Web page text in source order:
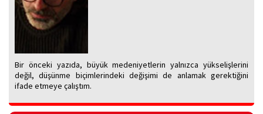
Bir önceki yazıda, büyük medeniyetlerin yalnızca yükselişlerini
değil, düşünme biçimlerindeki değişimi de anlamak gerektiğini
ifade etmeye çalıştım.